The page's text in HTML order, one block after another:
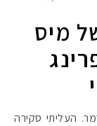
#הסטודיושלקורין
מיס